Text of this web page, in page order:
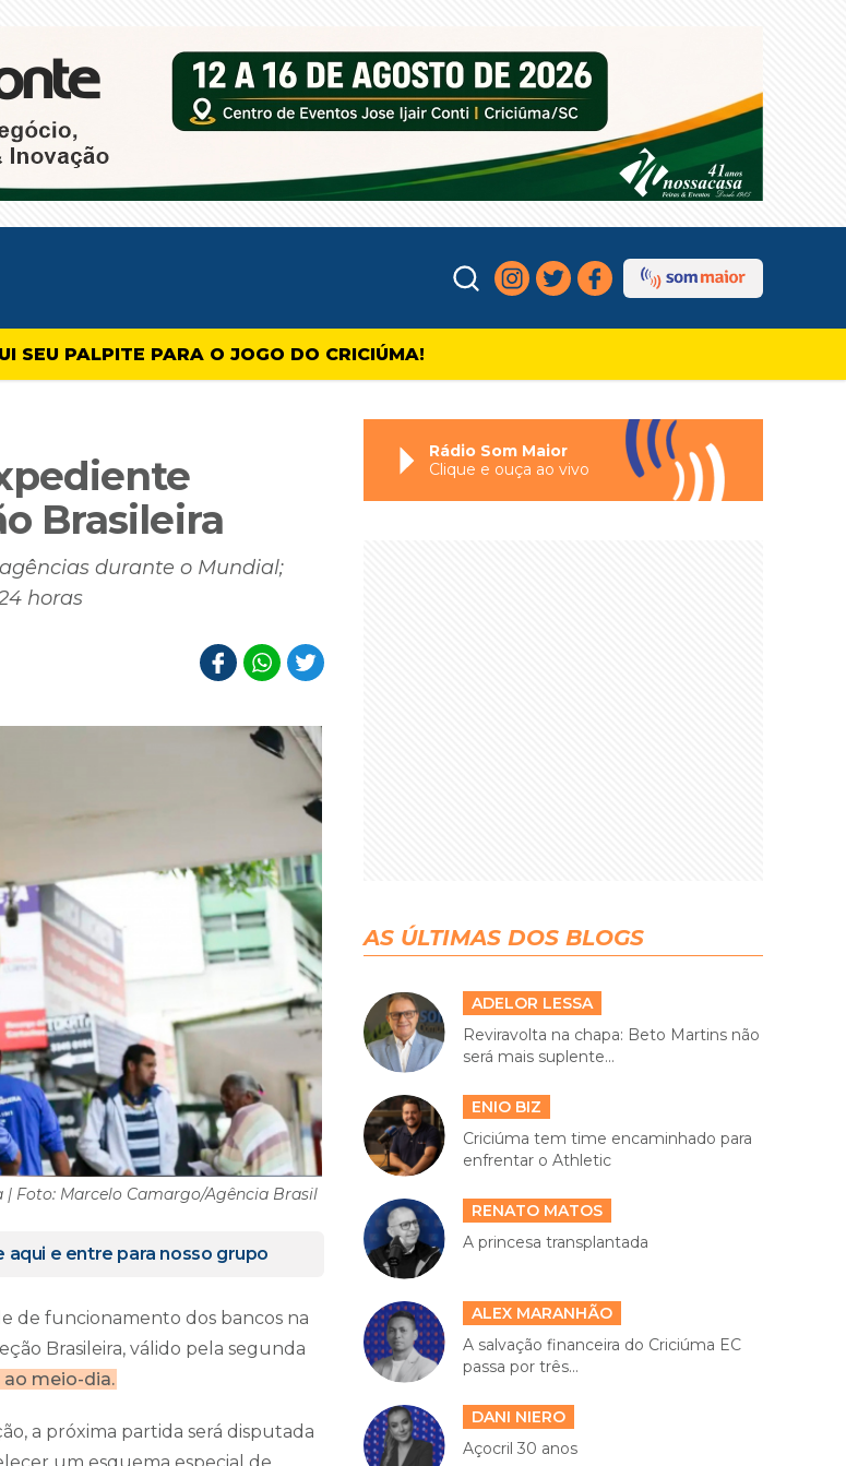
SEU PALPITE PARA O JOGO DO CRICIÚMA!
Brasileira
durante o Mundial;
horas
Foto: Marcelo Camargo/Agência Brasil
aqui e entre para nosso grupo
de funcionamento dos bancos na
Brasileira, válido pela segunda
ao meio-dia.
a próxima partida será disputada
Rádio Som Maior
Clique e ouça ao vivo
AS ÚLTIMAS DOS BLOGS
ADELOR LESSA
Reviravolta na chapa: Beto Martins não
será mais suplente...
ENIO BIZ
Criciúma tem time encaminhado para
enfrentar o Athletic
RENATO MATOS
A princesa transplantada
ALEX MARANHÃO
A salvação financeira do Criciúma EC
passa por três...
DANI NIERO
Açocril 30 anos